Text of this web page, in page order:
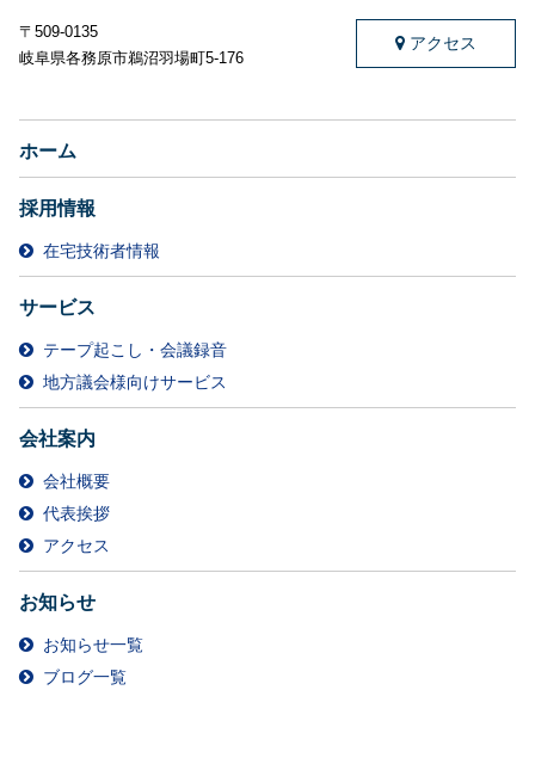
〒509-0135
岐阜県各務原市鵜沼羽場町5-176
アクセス
ホーム
採用情報
在宅技術者情報
サービス
テープ起こし・会議録音
地方議会様向けサービス
会社案内
会社概要
代表挨拶
アクセス
お知らせ
お知らせ一覧
ブログ一覧